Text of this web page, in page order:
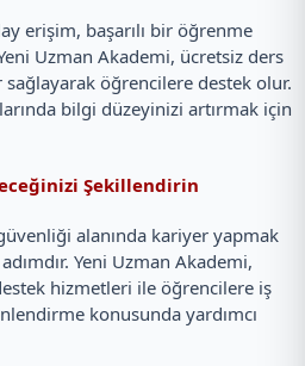
erişim, başarılı bir öğrenme
Uzman Akademi, ücretsiz ders
öğrencilere destek olur.
bilgi düzeyinizi artırmak için
Şekillendirin
güvenliği alanında kariyer yapmak
Yeni Uzman Akademi,
hizmetleri ile öğrencilere iş
konusunda yardımcı